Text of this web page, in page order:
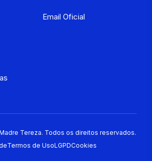
Email Oficial
Tereza. Todos os direitos reservados.
Termos de UsoLGPDCookies